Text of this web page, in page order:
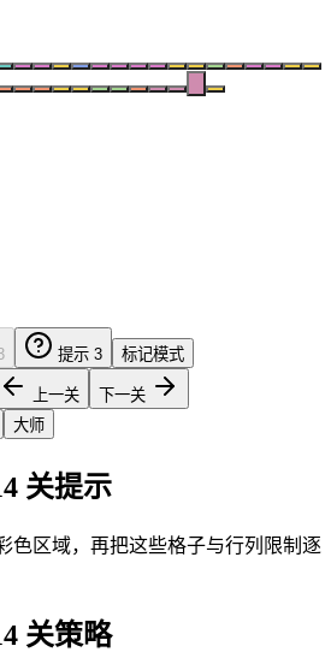
提示 3 标记模式
上一关
下一关
大师
关提示
色区域，再把这些格子与行列限制逐
关策略